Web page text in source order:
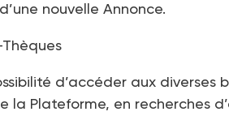
nouvelle Annonce.
d’accéder aux diverses
Plateforme, en recherches